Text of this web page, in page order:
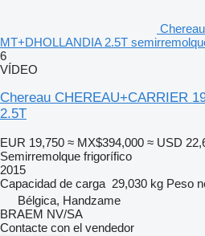
MT+DHOLLANDIA 2.5T
6
VÍDEO
Chereau CHEREAU+CARRIER
2.5T
EUR 19,750 ≈ MX$394,000 ≈ USD
Semirremolque frigorífico
2015
Capacidad de carga 29,030 kg Peso
Bélgica, Handzame
BRAEM NV/SA
Contacte con el vendedor